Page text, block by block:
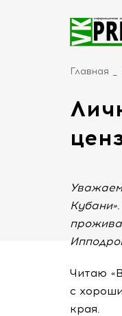
Главная
Читаю
с
края.